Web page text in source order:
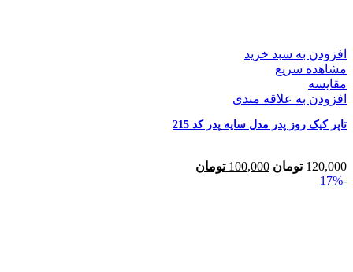
افزودن به سبد خرید
مشاهده سریع
مقایسه
افزودن به علاقه مندی
تاپر کیک روز پدر مدل سایه پدر کد 215
120,000 تومان 100,000 تومان
-17%